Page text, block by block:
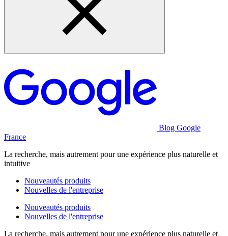
Blog Google
France
La recherche, mais autrement pour une expérience plus naturelle et
intuitive
Nouveautés produits
Nouvelles de l'entreprise
Nouveautés produits
Nouvelles de l'entreprise
La recherche, mais autrement pour une expérience plus naturelle et